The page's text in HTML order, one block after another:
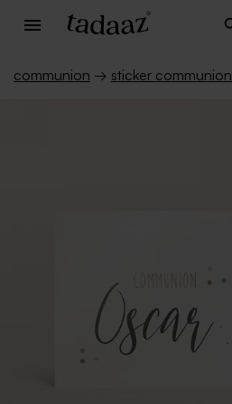
communion → sticker communion